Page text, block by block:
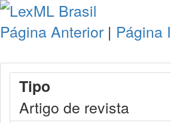
Página Anterior | Página
Tipo
Artigo de revista